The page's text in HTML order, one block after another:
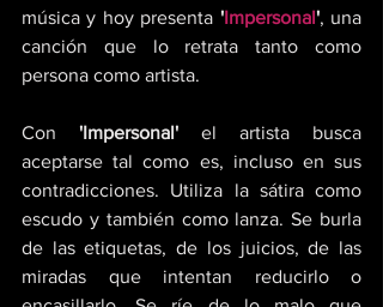
música y hoy presenta 'Impersonal', una
canción que lo retrata tanto como
persona como artista.
Con 'Impersonal' el artista busca
aceptarse tal como es, incluso en sus
contradicciones. Utiliza la sátira como
escudo y también como lanza. Se burla
de las etiquetas, de los juicios, de las
miradas que intentan reducirlo o